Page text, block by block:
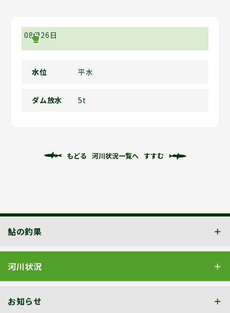
08月26日
水位 平水
ダム放水 5t
もどる 河川状況一覧へ すすむ
鮎の釣果
河川状況
お知らせ